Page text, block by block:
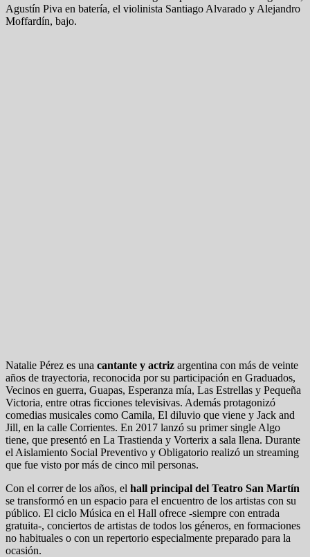
Agustín Piva en batería, el violinista Santiago Alvarado y Alejandro
Moffardín, bajo.
Natalie Pérez es una cantante y actriz argentina con más de veinte
años de trayectoria, reconocida por su participación en Graduados,
Vecinos en guerra, Guapas, Esperanza mía, Las Estrellas y Pequeña
Victoria, entre otras ficciones televisivas. Además protagonizó
comedias musicales como Camila, El diluvio que viene y Jack and
Jill, en la calle Corrientes. En 2017 lanzó su primer single Algo
tiene, que presentó en La Trastienda y Vorterix a sala llena. Durante
el Aislamiento Social Preventivo y Obligatorio realizó un streaming
que fue visto por más de cinco mil personas.
Con el correr de los años, el hall principal del Teatro San Martín
se transformó en un espacio para el encuentro de los artistas con su
público. El ciclo Música en el Hall ofrece -siempre con entrada
gratuita-, conciertos de artistas de todos los géneros, en formaciones
no habituales o con un repertorio especialmente preparado para la
ocasión.